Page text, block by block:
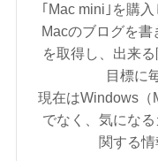
｢Mac mini｣を購
Macのブログを
を取得し、出来
目標に
現在はWindows（
でなく、気にな
関する情